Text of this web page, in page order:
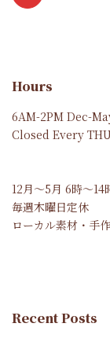
Hours
6AM-2PM Dec-
Closed Every
12月～5月 6時～14
毎週木曜日定休
ローカル素材・手
Recent Posts